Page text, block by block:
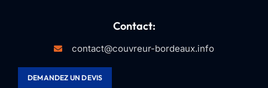
Contact:
contact@couvreur-bordeaux.info
DEMANDEZ UN DEVIS